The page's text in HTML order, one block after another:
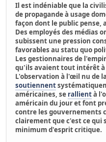
Il est indéniable que la
de propagande à usage
façon dont le public
Des employés des médias
subissent une pression
favorables au statu quo
Les gestionnaires de
qu'ils avaient tout intérêt à
L'observation à l'œil nu de
soutiennent
américaines, se rallientà
américain du jour et font
contre les gouvernements
clairement que c'est ce qui
minimum d'esprit critique.